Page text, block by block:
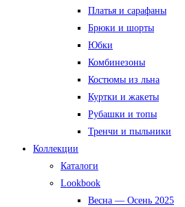
Платья и сарафаны
Брюки и шорты
Юбки
Комбинезоны
Костюмы из льна
Куртки и жакеты
Рубашки и топы
Тренчи и пыльники
Коллекции
Каталоги
Lookbook
Весна — Осень 2025